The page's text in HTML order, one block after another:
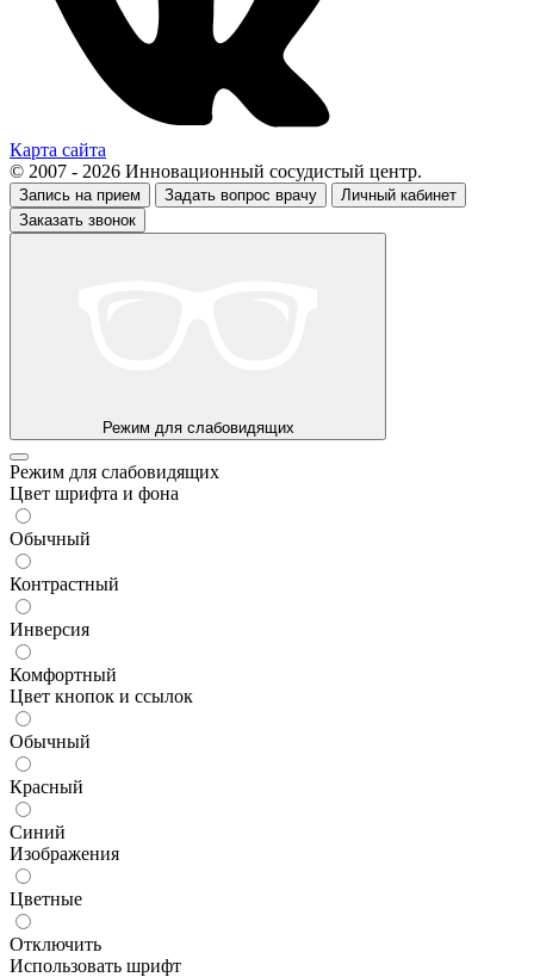
Карта сайта
© 2007 - 2026 Инновационный сосудистый центр.
Запись на прием Задать вопрос врачу
Личный кабинет
Заказать звонок
Режим для слабовидящих
Режим для слабовидящих
Цвет шрифта и фона
Обычный
Контрастный
Инверсия
Комфортный
Цвет кнопок и ссылок
Обычный
Красный
Синий
Изображения
Цветные
Отключить
Использовать шрифт